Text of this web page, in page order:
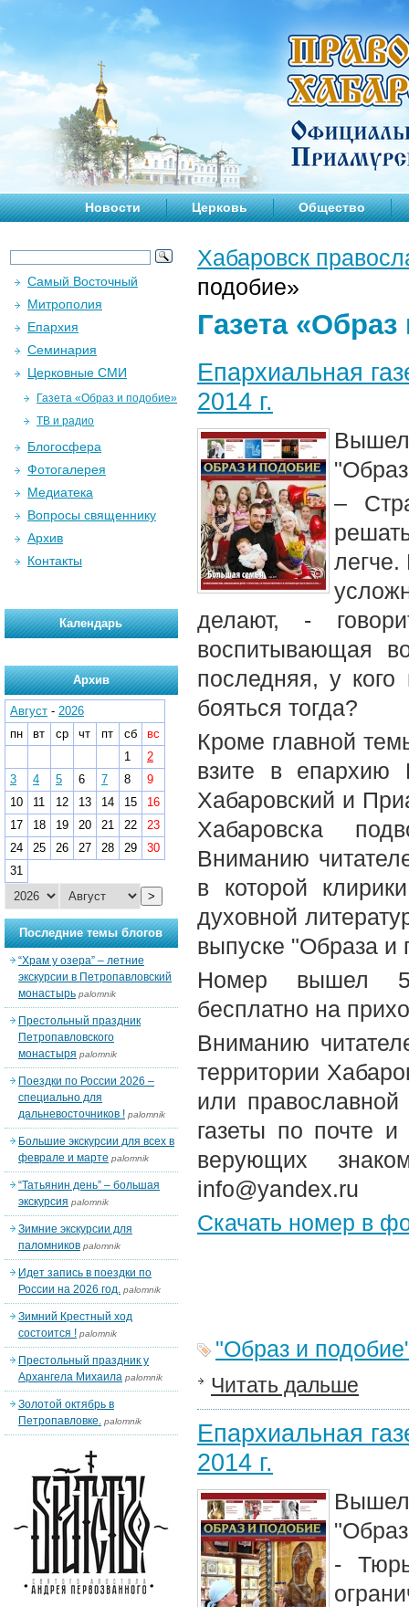
Новости Церковь Общество
Хабаровск
подобие»
Газета
Епархиальная
2014 г.
Вышел
–
делают, -
воспитывающая
последняя, у
бояться тогда?
Кроме главной
взите в епархию
Хабаровский и
Хабаровска
Вниманию
в которой
духовной
выпуске "Образа и
Номер вышел 5-
бесплатно на
Вниманию
территории
или
газеты по почте и
верующих
info@yandex.ru
Скачать номер в
"Образ и
Читать дальше
Епархиальная
2014 г.
Вышел
-
Самый Восточный
Митрополия
Епархия
Семинария
Церковные СМИ
Газета «Образ и подобие»
ТВ и радио
Блогосфера
Фотогалерея
Медиатека
Вопросы священнику
Архив
Контакты
Календарь
Архив
Август - 2026
пн
вт ср чт пт сб
вс
1
2
3
4 5 6 7 8
9
10
11 12 13 14 15
16
17
18 19 20 21 22
23
24
25 26 27 28 29
30
31
>
Последние темы блогов
“Храм у озера” – летние
экскурсии в Петропавловский
монастырь palomnik
Престольный праздник
Петропавловского
монастыря palomnik
Поездки по России 2026 –
специально для
дальневосточников ! palomnik
Большие экскурсии для всех в
феврале и марте palomnik
“Татьянин день” – большая
экскурсия palomnik
Зимние экскурсии для
паломников palomnik
Идет запись в поездки по
России на 2026 год. palomnik
Зимний Крестный ход
состоится ! palomnik
Престольный праздник у
Архангела Михаила palomnik
Золотой октябрь в
Петропавловке. palomnik